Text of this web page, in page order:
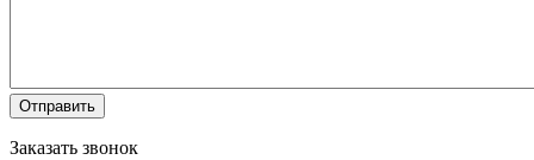
Заказать звонок